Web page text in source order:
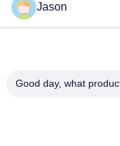
poedermortel met
investering
Jason
Good day, what